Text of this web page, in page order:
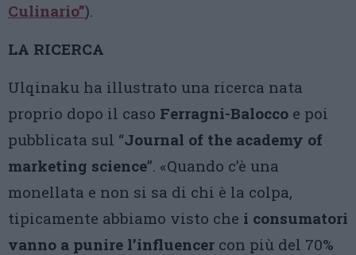
Culinario”).
LA RICERCA
Ulqinaku ha illustrato una ricerca nata
proprio dopo il caso Ferragni-Balocco e poi
pubblicata sul “Journal of the academy of
marketing science”. «Quando c’è una
monellata e non si sa di chi è la colpa,
tipicamente abbiamo visto che i consumatori
vanno a punire l’influencer con più del 70%